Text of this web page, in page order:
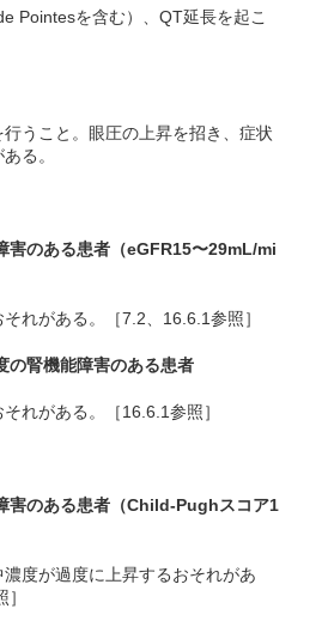
Pointesを含む）、QT延長を起こ
うこと。眼圧の上昇を招き、症状
る。
のある患者（eGFR15〜29mL/mi
れがある。［7.2、16.6.1参照］
腎機能障害のある患者
れがある。［16.6.1参照］
のある患者（Child-Pughスコア1
度が過度に上昇するおそれがあ